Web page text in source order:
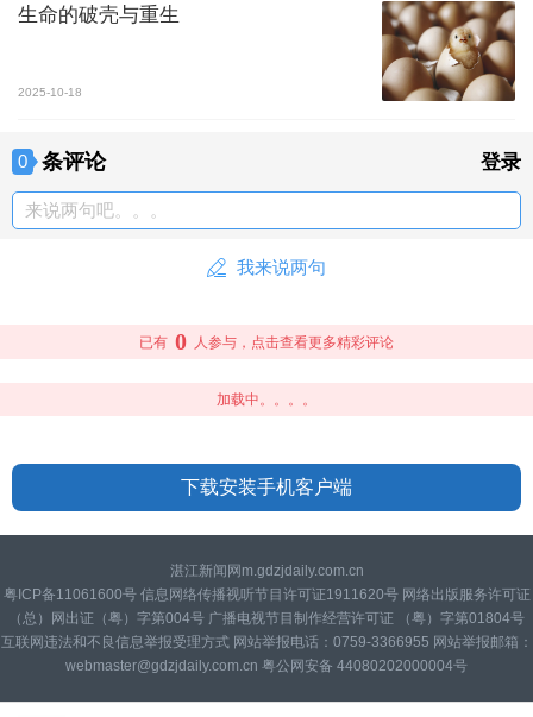
生命的破壳与重生
2025-10-18
0 条评论 登录
来说两句吧。。。
我来说两句
已有 0 人参与，点击查看更多精彩评论
加载中。。。。
下载安装手机客户端
湛江新闻网m.gdzjdaily.com.cn
粤ICP备11061600号 信息网络传播视听节目许可证1911620号 网络出版服务许可证
（总）网出证（粤）字第004号 广播电视节目制作经营许可证 （粤）字第01804号
互联网违法和不良信息举报受理方式 网站举报电话：0759-3366955 网站举报邮箱：
webmaster@gdzjdaily.com.cn 粤公网安备 44080202000004号